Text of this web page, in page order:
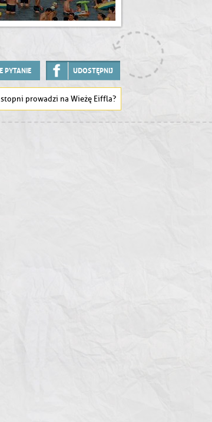
PYTANIE UDOSTĘPNIJ
prowadzi na Wieżę Eiffla?